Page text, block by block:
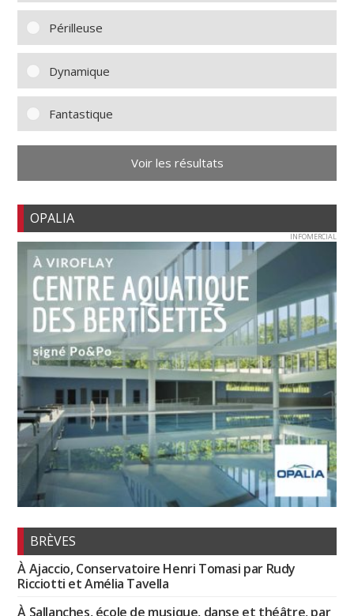
Périlleuse
Dynamique
Fantastique
Voir les résultats
OPALIA
INFOMERCIAL
BRÈVES
À Ajaccio, Conservatoire Henri Tomasi par Rudy
Ricciotti et Amélia Tavella
À Sallanches, école de musique, danse et théâtre, par